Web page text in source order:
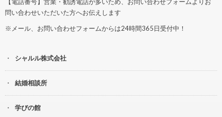
問い合わせいただいた方へお伝えします
※メール、お問い合わせフォームからは24時間365日受付中！
シャルル株式会社
結婚相談所
学びの館